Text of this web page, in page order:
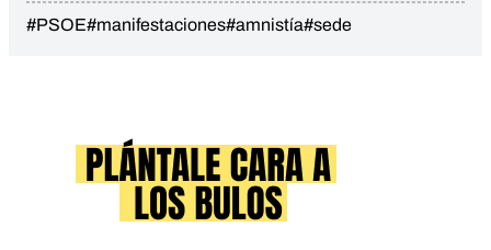
#PSOE#manifestaciones#amnistía#sede